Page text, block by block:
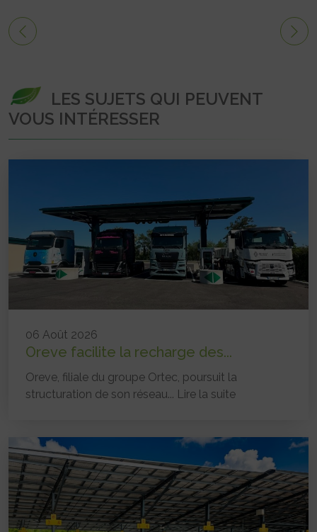
LES SUJETS QUI PEUVENT
VOUS INTÉRESSER
06 Août 2026
Oreve facilite la recharge des...
Oreve, filiale du groupe Ortec, poursuit la
structuration de son réseau... Lire la suite